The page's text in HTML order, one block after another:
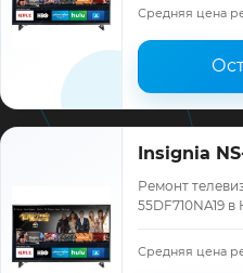
Insignia, смета
Средняя цена
Insignia
Ремонт
55DF710NA19
Insignia, смета
гарантия до 12
Средняя цена